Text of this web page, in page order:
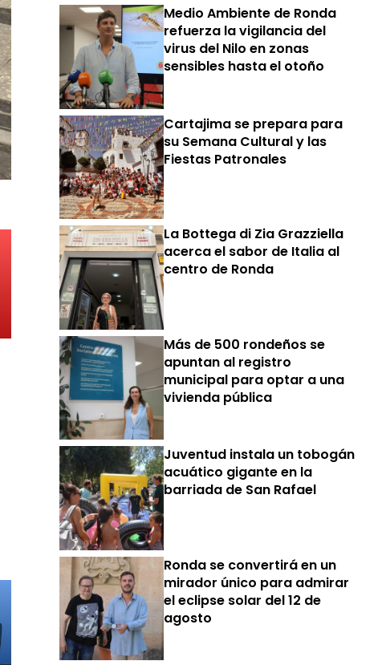
Medio Ambiente de Ronda
refuerza la vigilancia del
virus del Nilo en zonas
sensibles hasta el otoño
Cartajima se prepara para
su Semana Cultural y las
Fiestas Patronales
La Bottega di Zia Grazziella
acerca el sabor de Italia al
centro de Ronda
Más de 500 rondeños se
apuntan al registro
municipal para optar a una
vivienda pública
Juventud instala un tobogán
acuático gigante en la
barriada de San Rafael
Ronda se convertirá en un
mirador único para admirar
el eclipse solar del 12 de
agosto